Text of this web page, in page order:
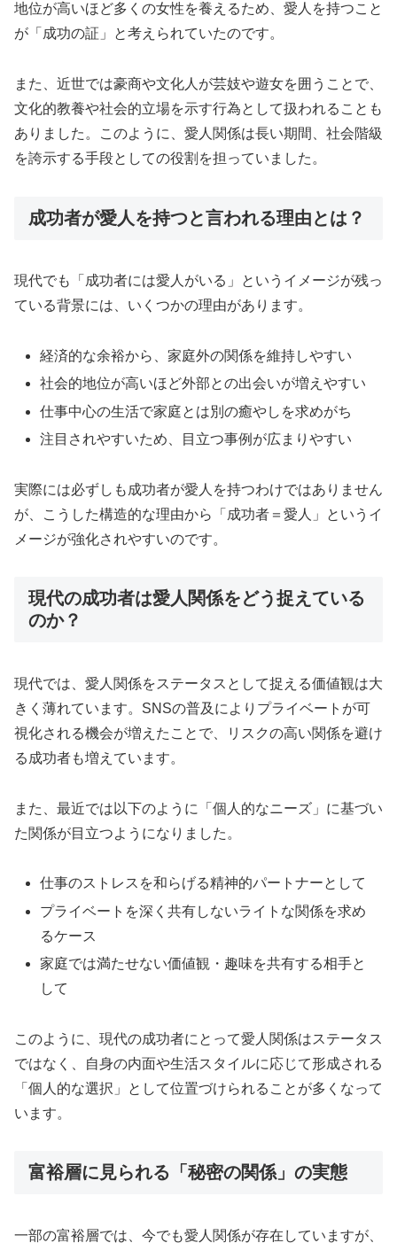
地位が高いほど多くの女性を養えるため、愛人を持つこと
が「成功の証」と考えられていたのです。
また、近世では豪商や文化人が芸妓や遊女を囲うことで、
文化的教養や社会的立場を示す行為として扱われることも
ありました。このように、愛人関係は長い期間、社会階級
を誇示する手段としての役割を担っていました。
成功者が愛人を持つと言われる理由とは？
現代でも「成功者には愛人がいる」というイメージが残っ
ている背景には、いくつかの理由があります。
経済的な余裕から、家庭外の関係を維持しやすい
社会的地位が高いほど外部との出会いが増えやすい
仕事中心の生活で家庭とは別の癒やしを求めがち
注目されやすいため、目立つ事例が広まりやすい
実際には必ずしも成功者が愛人を持つわけではありません
が、こうした構造的な理由から「成功者＝愛人」というイ
メージが強化されやすいのです。
現代の成功者は愛人関係をどう捉えている
のか？
現代では、愛人関係をステータスとして捉える価値観は大
きく薄れています。SNSの普及によりプライベートが可
視化される機会が増えたことで、リスクの高い関係を避け
る成功者も増えています。
また、最近では以下のように「個人的なニーズ」に基づい
た関係が目立つようになりました。
仕事のストレスを和らげる精神的パートナーとして
プライベートを深く共有しないライトな関係を求め
るケース
家庭では満たせない価値観・趣味を共有する相手と
して
このように、現代の成功者にとって愛人関係はステータス
ではなく、自身の内面や生活スタイルに応じて形成される
「個人的な選択」として位置づけられることが多くなって
います。
富裕層に見られる「秘密の関係」の実態
一部の富裕層では、今でも愛人関係が存在していますが、